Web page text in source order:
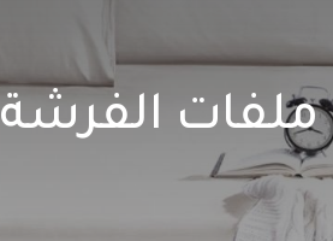
ملفات الفرشة